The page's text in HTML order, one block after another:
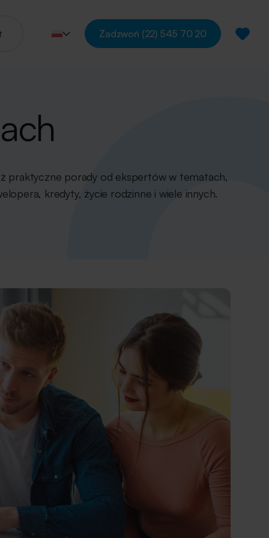
Zadzwoń (22) 545 70 20
praktyczne porady od ekspertów w tematach,
kredyty, życie rodzinne i wiele innych.